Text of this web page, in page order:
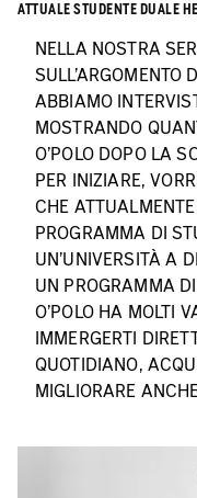
ATTUALE STUDENTE DUALE
NELLA NOSTRA
SULL'ARGOMENTO
ABBIAMO
MOSTRANDO
O'POLO DOPO LA
PER INIZIARE,
CHE
PROGRAMMA DI
UN'UNIVERSITÀ A
UN PROGRAMMA
O'POLO HA MOLTI
IMMERGERTI
QUOTIDIANO,
MIGLIORARE